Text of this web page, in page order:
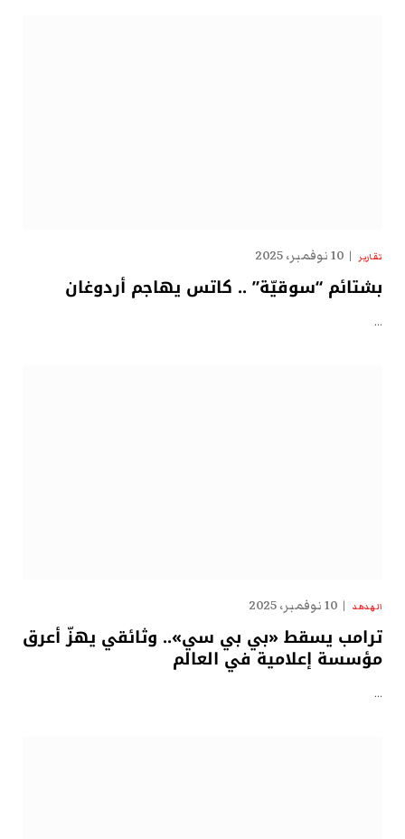
تقارير 10 نوفمبر، 2025
بشتائم “سوقيّة” .. كاتس يهاجم أردوغان
…
الهدهد 10 نوفمبر، 2025
ترامب يسقط «بي بي سي».. وثائقي يهزّ أعرق
مؤسسة إعلامية في العالم
…